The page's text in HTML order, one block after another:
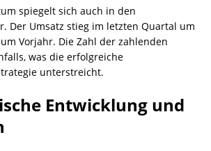
spiegelt sich auch in den
Der Umsatz stieg im letzten Quartal um
Vorjahr. Die Zahl der zahlenden
was die erfolgreiche
unterstreicht.
Entwicklung und